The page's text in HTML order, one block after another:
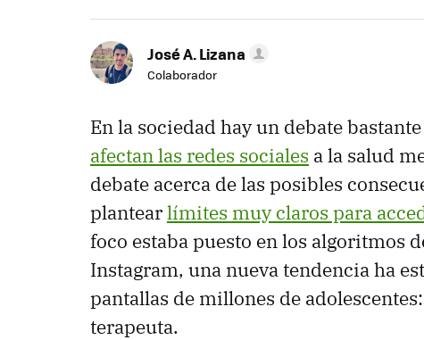
José A. Lizana
Colaborador
En la sociedad hay un debate
afectan las redes sociales a la salud
debate acerca de las posibles
plantearlímites muy claros para
foco estaba puesto en los algoritmos
Instagram, una nueva tendencia ha
pantallas de millones de adolescentes:
terapeuta.